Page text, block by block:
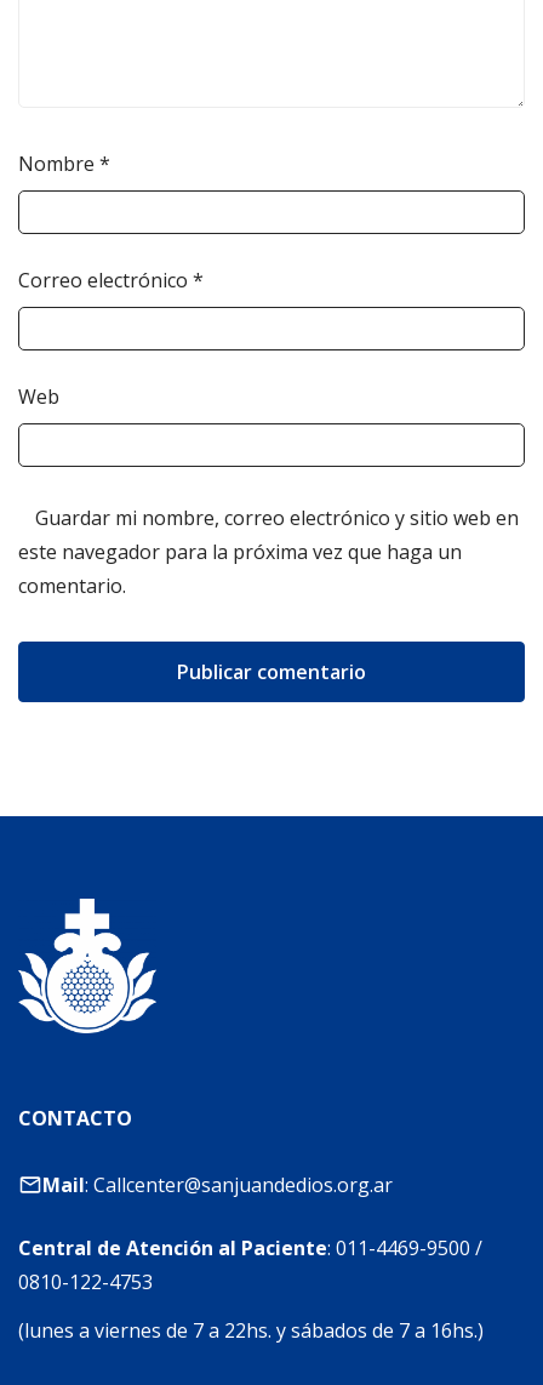
Nombre *
Correo electrónico *
Web
Guardar mi nombre, correo electrónico y sitio web en
este navegador para la próxima vez que haga un
comentario.
CONTACTO
Mail: Callcenter@sanjuandedios.org.ar
Central de Atención al Paciente: 011-4469-9500 /
0810-122-4753
(lunes a viernes de 7 a 22hs. y sábados de 7 a 16hs.)